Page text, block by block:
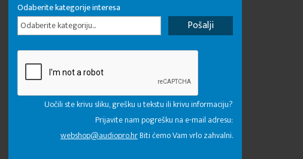
Odaberite kategorije interesa
Odaberite kategoriju...
Uočili ste krivu sliku, grešku u tekstu ili krivu informaciju?
Prijavite nam pogrešku na e-mail adresu:
webshop@audiopro.hrBiti ćemo Vam vrlo zahvalni.